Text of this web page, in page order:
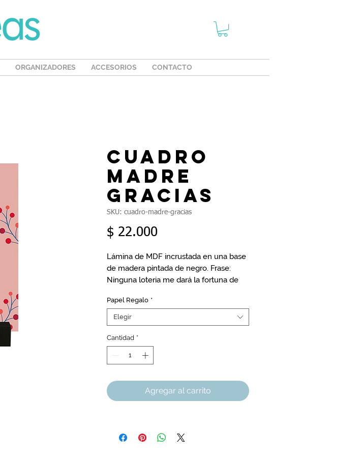
ORGANIZADORES ACCESORIOS CONTACTO
Cuadro
Madre
Gracias
SKU: cuadro-madre-gracias
$ 22.000Precio
Lámina de MDF incrustada en una base
de madera pintada de negro. Frase:
Ninguna loteria me dará la fortuna de
17 x 25,5 cm
Papel Regalo *
Elegir
Cantidad *
Agregar al carrito